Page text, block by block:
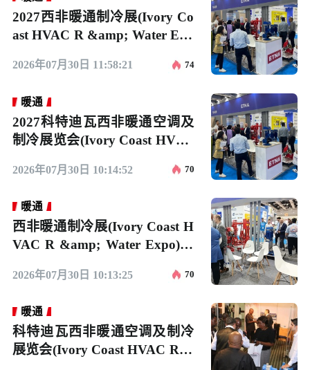
2027西非暖通制冷展(Ivory Co
ast HVAC R &amp; Water Exp
2026年07月30日 11:58:21 74
暖通
2027科特迪瓦西非暖通空调及
制冷展览会(Ivory Coast HVAC
与展位申请
2026年07月30日 10:14:52 70
暖通
西非暖通制冷展(Ivory Coast H
VAC R &amp; Water Expo)20
2026年07月30日 10:13:25 70
暖通
科特迪瓦西非暖通空调及制冷
展览会(Ivory Coast HVAC R &